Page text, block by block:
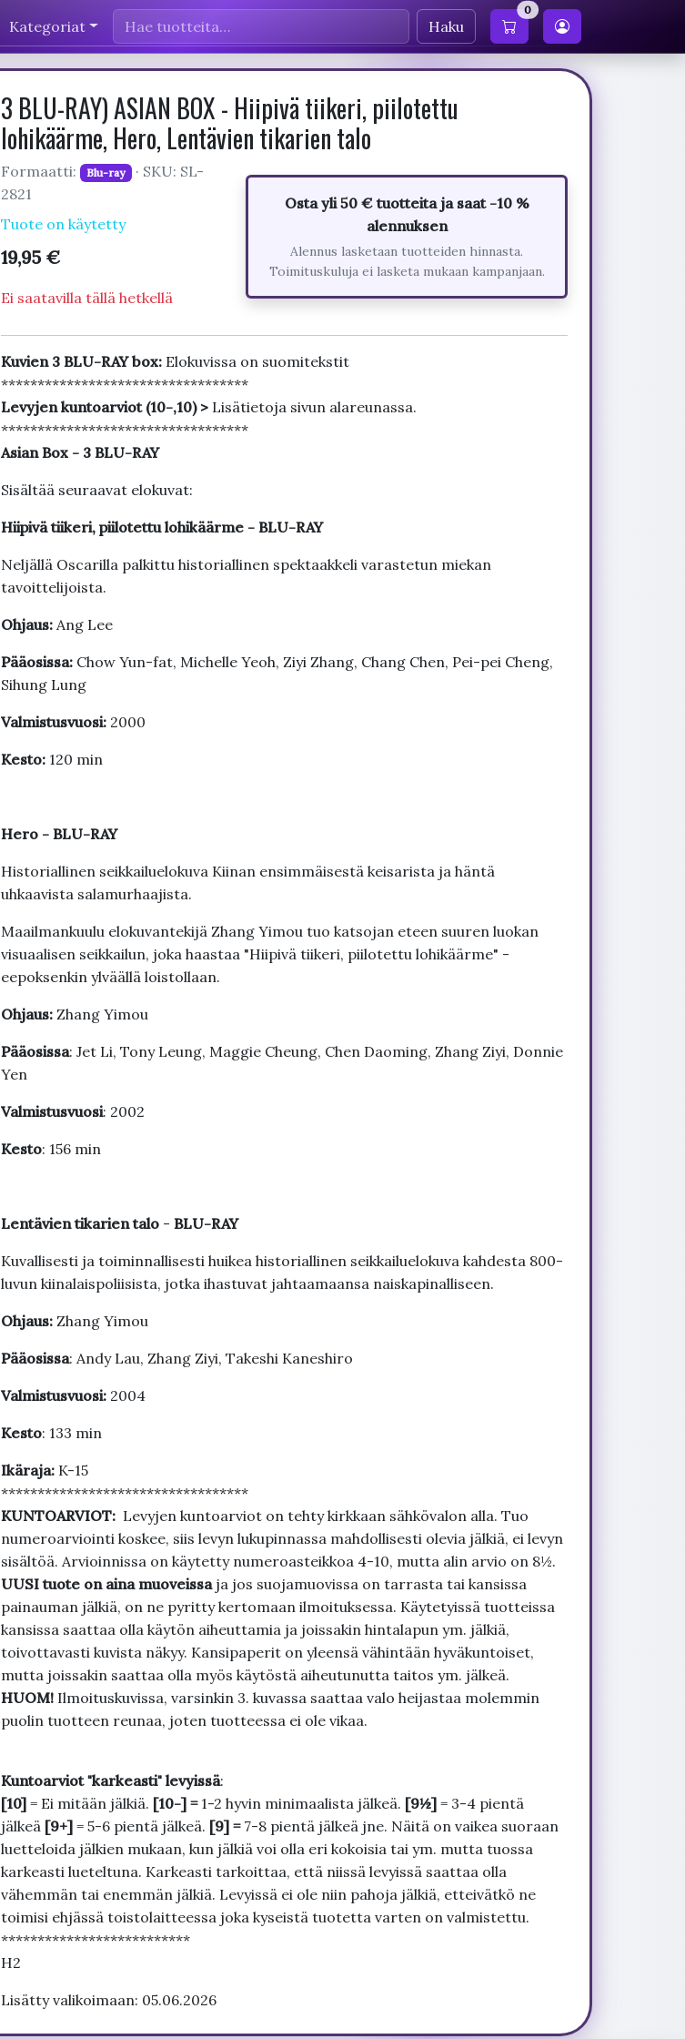
Kategoriat Haku
0
3 BLU-RAY) ASIAN BOX - Hiipivä tiikeri, piilotettu
lohikäärme, Hero, Lentävien tikarien talo
Formaatti: Blu-ray
· SKU: SL-
2821
Tuote on käytetty
19,95 €
Ei saatavilla tällä hetkellä
Osta yli 50 € tuotteita ja saat -10 %
alennuksen
Alennus lasketaan tuotteiden hinnasta.
Toimituskuluja ei lasketa mukaan kampanjaan.
Kuvien 3 BLU-RAY box: Elokuvissa on suomitekstit
**********************************
Levyjen kuntoarviot (10-,10) > Lisätietoja sivun alareunassa.
**********************************
Asian Box - 3 BLU-RAY
Sisältää seuraavat elokuvat:
Hiipivä tiikeri, piilotettu lohikäärme - BLU-RAY
Neljällä Oscarilla palkittu historiallinen spektaakkeli varastetun miekan
tavoittelijoista.
Ohjaus:Ang Lee
Pääosissa:Chow Yun-fat, Michelle Yeoh, Ziyi Zhang, Chang Chen, Pei-pei Cheng,
Sihung Lung
Valmistusvuosi:2000
Kesto:120 min
Hero - BLU-RAY
Historiallinen seikkailuelokuva Kiinan ensimmäisestä keisarista ja häntä
uhkaavista salamurhaajista.
Maailmankuulu elokuvantekijä Zhang Yimou tuo katsojan eteen suuren luokan
visuaalisen seikkailun, joka haastaa "Hiipivä tiikeri, piilotettu lohikäärme" -
eepoksenkin ylväällä loistollaan.
Ohjaus: Zhang Yimou
Pääosissa: Jet Li, Tony Leung, Maggie Cheung, Chen Daoming, Zhang Ziyi, Donnie
Yen
Valmistusvuosi: 2002
Kesto: 156 min
Lentävien tikarien talo - BLU-RAY
Kuvallisesti ja toiminnallisesti huikea historiallinen seikkailuelokuva kahdesta 800-
luvun kiinalaispoliisista, jotka ihastuvat jahtaamaansa naiskapinalliseen.
Ohjaus:Zhang Yimou
Pääosissa: Andy Lau, Zhang Ziyi, Takeshi Kaneshiro
Valmistusvuosi:2004
Kesto: 133 min
Ikäraja:K-15
**********************************
KUNTOARVIOT: Levyjen kuntoarviot on tehty kirkkaan sähkövalon alla. Tuo
numeroarviointi koskee, siis levyn lukupinnassa mahdollisesti olevia jälkiä, ei levyn
sisältöä. Arvioinnissa on käytetty numeroasteikkoa 4-10, mutta alin arvio on 8½.
UUSI tuote on aina muoveissa ja jos suojamuovissa on tarrasta tai kansissa
painauman jälkiä, on ne pyritty kertomaan ilmoituksessa. Käytetyissä tuotteissa
kansissa saattaa olla käytön aiheuttamia ja joissakin hintalapun ym. jälkiä,
toivottavasti kuvista näkyy. Kansipaperit on yleensä vähintään hyväkuntoiset,
mutta joissakin saattaa olla myös käytöstä aiheutunutta taitos ym. jälkeä.
HUOM!Ilmoituskuvissa, varsinkin 3. kuvassa saattaa valo heijastaa molemmin
puolin tuotteen reunaa, joten tuotteessa ei ole vikaa.
Kuntoarviot "karkeasti" levyissä:
[10]= Ei mitään jälkiä. [10-] = 1-2 hyvin minimaalista jälkeä. [9½]= 3-4 pientä
jälkeä [9+]= 5-6 pientä jälkeä. [9] = 7-8 pientä jälkeä jne. Näitä on vaikea suoraan
luetteloida jälkien mukaan, kun jälkiä voi olla eri kokoisia tai ym. mutta tuossa
karkeasti lueteltuna. Karkeasti tarkoittaa, että niissä levyissä saattaa olla
vähemmän tai enemmän jälkiä. Levyissä ei ole niin pahoja jälkiä, etteivätkö ne
toimisi ehjässä toistolaitteessa joka kyseistä tuotetta varten on valmistettu.
**************************
H2
Lisätty valikoimaan: 05.06.2026